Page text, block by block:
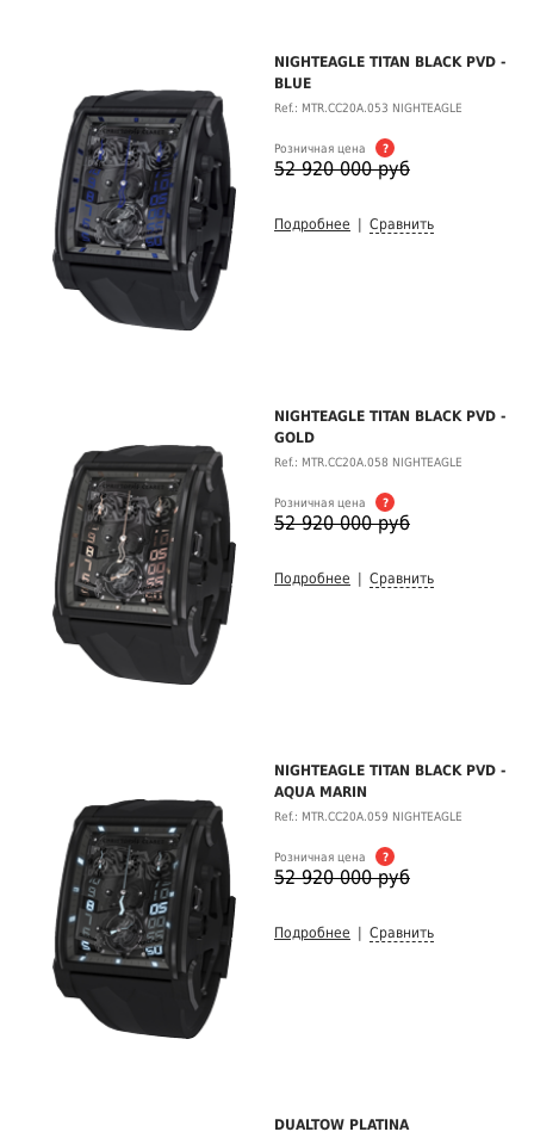
NIGHTEAGLE TITAN BLACK PVD -
BLUE
Ref.: MTR.CC20A.053 NIGHTEAGLE
Розничная цена ?
52 920 000 руб
Подробнее Сравнить
NIGHTEAGLE TITAN BLACK PVD -
GOLD
Ref.: MTR.CC20A.058 NIGHTEAGLE
Розничная цена ?
52 920 000 руб
Подробнее Сравнить
NIGHTEAGLE TITAN BLACK PVD -
AQUA MARIN
Ref.: MTR.CC20A.059 NIGHTEAGLE
Розничная цена ?
52 920 000 руб
Подробнее Сравнить
DUALTOW PLATINA